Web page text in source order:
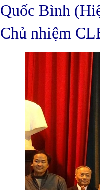
Quốc Bình
Chủ nhiệm